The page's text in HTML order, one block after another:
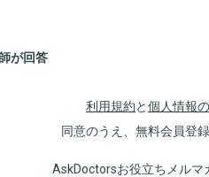
が回答
利用規約と個人情報
同意のうえ、無料会員登
AskDoctorsお役立ちメルマ